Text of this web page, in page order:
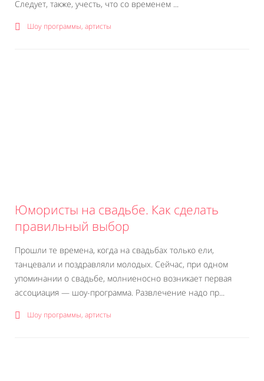
Следует, также, учесть, что со временем ...
Шоу программы, артисты
Юмористы на свадьбе. Как сделать
правильный выбор
Прошли те времена, когда на свадьбах только ели,
танцевали и поздравляли молодых. Сейчас, при одном
упоминании о свадьбе, молниеносно возникает первая
ассоциация — шоу-программа. Развлечение надо пр...
Шоу программы, артисты